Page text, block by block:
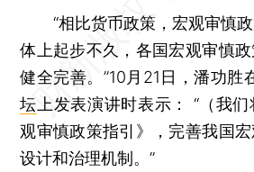
“相比货币政策，宏观审慎政
体上起步不久，各国宏观审慎
健全完善。”10月21日，潘功胜
坛 上发表演讲时表示： “（我
观审慎政策指引》，完善我国
设计和治理机制。”